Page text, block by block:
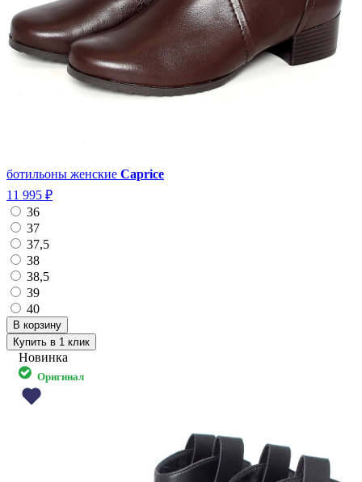
ботильоны женские Caprice
11 995 ₽
36
37
37,5
38
38,5
39
40
Купить в 1 клик
Новинка
Оригинал